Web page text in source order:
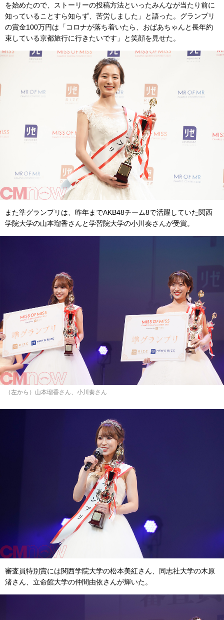
を始めたので、ストーリーの投稿方法といったみんなが当たり前に
知っていることすら知らず、苦労しました」と語った。グランプリ
の賞金100万円は「コロナが落ち着いたら、おばあちゃんと長年約
束している京都旅行に行きたいです」と笑顔を見せた。
また準グランプリは、昨年までAKB48チーム8で活躍していた関西
学院大学の山本瑠香さんと学習院大学の小川奏さんが受賞。
（左から）山本瑠香さん、小川奏さん
審査員特別賞には関西学院大学の松本美紅さん、同志社大学の木原
渚さん、立命館大学の仲間由依さんが輝いた。